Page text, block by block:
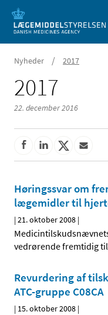
Nyheder / 2017
2017
22. december 2016
Høringssvar om
lægemidler til
|21. oktober 2008 |
vedrørende fremtidig
Revurdering af
ATC-gruppe C08CA
| 15. oktober 2008 |